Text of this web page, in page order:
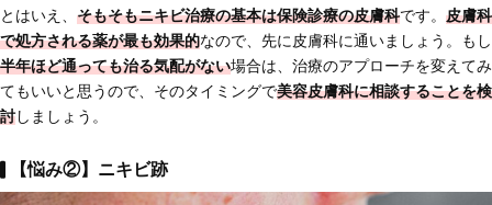
とはいえ、 そもそもニキビ治療の基本は保険診療の皮膚科です。 皮膚科
で処方される薬が最も効果的なので、先に皮膚科に通いましょう。もし
半年ほど通っても治る気配がない場合は、治療のアプローチを変えてみ
てもいいと思うので、そのタイミングで美容皮膚科に相談することを検
討しましょう。
【悩み②】ニキビ跡